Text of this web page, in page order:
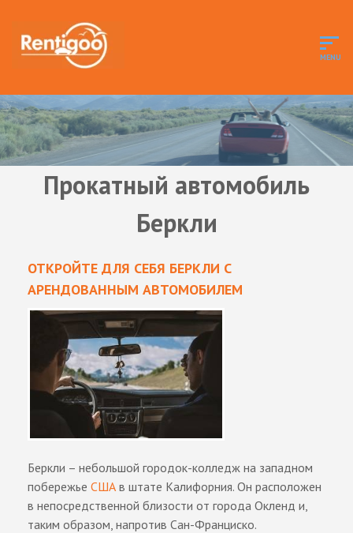
Прокатный автомобиль
Беркли
ОТКРОЙТЕ ДЛЯ СЕБЯ БЕРКЛИ С
АРЕНДОВАННЫМ АВТОМОБИЛЕМ
Беркли – небольшой городок-колледж на западном
побережье США в штате Калифорния. Он расположен
в непосредственной близости от города Окленд и,
таким образом, напротив Сан-Франциско.